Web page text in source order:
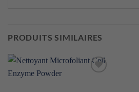
PRODUITS SIMILAIRES